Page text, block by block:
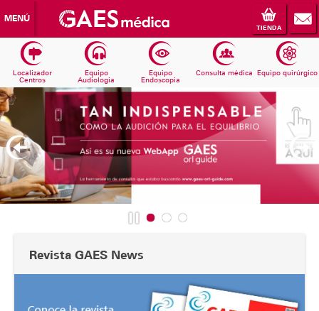
MENÚ
TIENDA
Localizador
Centros
Equipo
Audiologia
Equipo
Endoscopia
Consulta médica Equipo quirúrgico
Revista GAES News